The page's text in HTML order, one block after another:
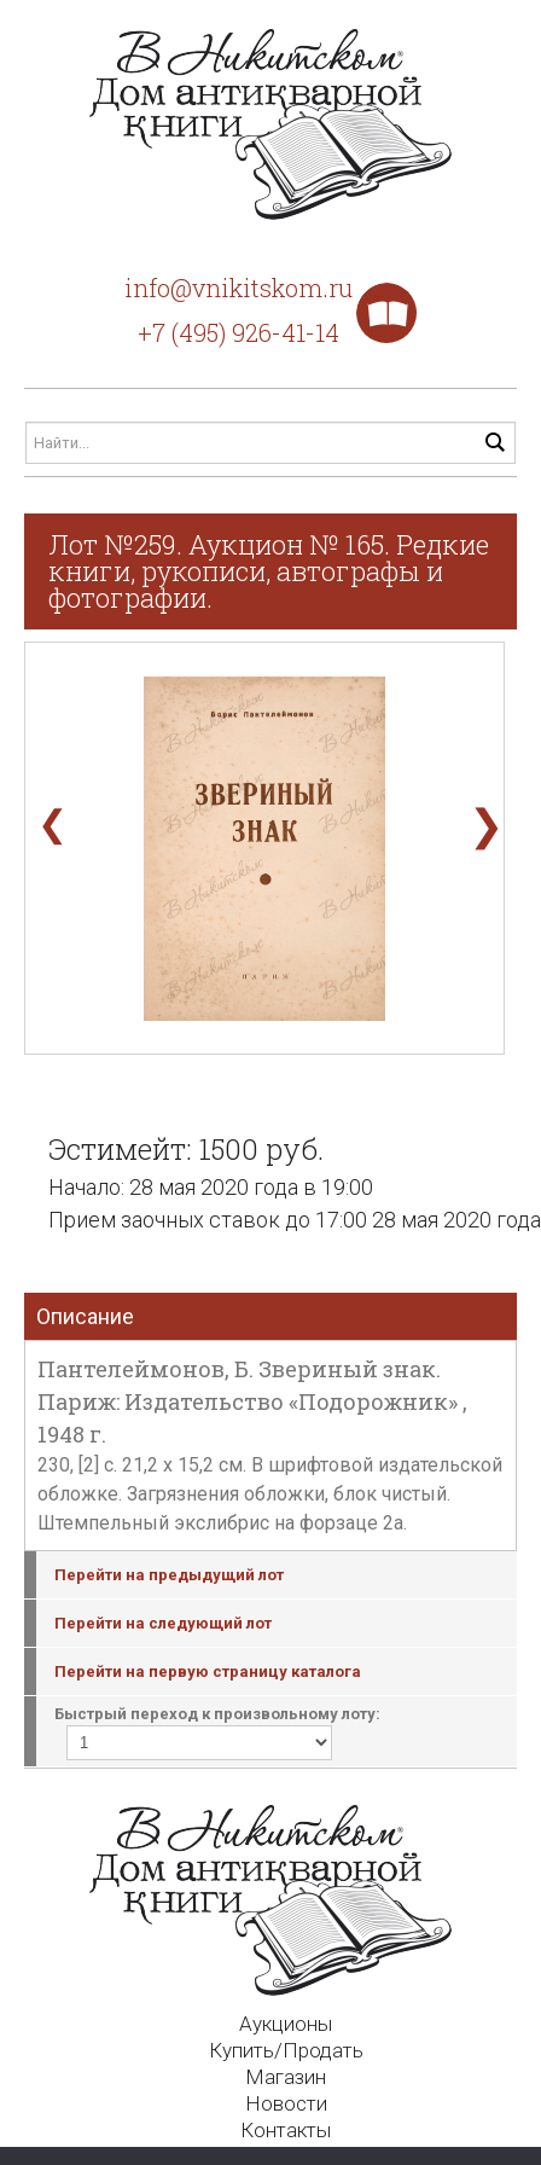
info@vnikitskom.ru
+7 (495) 926-41-14
Лот №259. Аукцион № 165. Редкие
книги, рукописи, автографы и
фотографии.
❮ ❯
Эстимейт: 1500 руб.
Начало: 28 мая 2020 года в 19:00
Прием заочных ставок до 17:00 28 мая 2020 года
Описание
Пантелеймонов, Б. Звериный знак.
Париж: Издательство «Подорожник» ,
1948 г.
230, [2] с. 21,2 х 15,2 см. В шрифтовой издательской
обложке. Загрязнения обложки, блок чистый.
Штемпельный экслибрис на форзаце 2а.
Перейти на предыдущий лот
Перейти на следующий лот
Перейти на первую страницу каталога
Быстрый переход к произвольному лоту:
Аукционы
Купить/Продать
Магазин
Новости
Контакты